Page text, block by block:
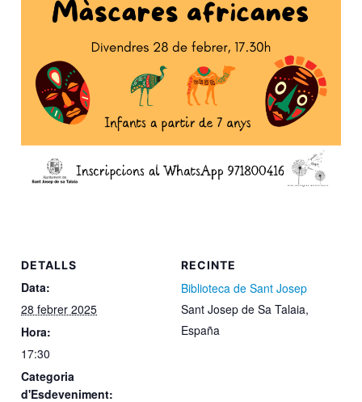
DETALLS
Data:
28 febrer 2025
Hora:
17:30
Categoria
d'Esdeveniment:
RECINTE
Biblioteca de Sant Josep
Sant Josep de Sa Talaia,
España